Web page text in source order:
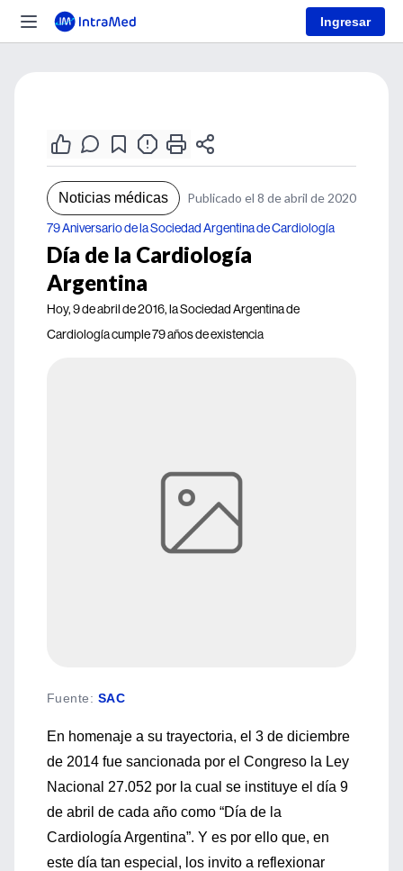
Ingresar
Noticias médicas Publicado el 8 de abril de 2020
79 Aniversario de la Sociedad Argentina de Cardiología
Día de la Cardiología
Argentina
Hoy, 9 de abril de 2016, la Sociedad Argentina de
Cardiología cumple 79 años de existencia
Fuente: SAC
En homenaje a su trayectoria, el 3 de diciembre
de 2014 fue sancionada por el Congreso la Ley
Nacional 27.052 por la cual se instituye el día 9
de abril de cada año como “Día de la
Cardiología Argentina”. Y es por ello que, en
este día tan especial, los invito a reflexionar